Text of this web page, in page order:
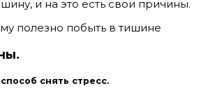
и на это есть свои причины.
снять стресс.